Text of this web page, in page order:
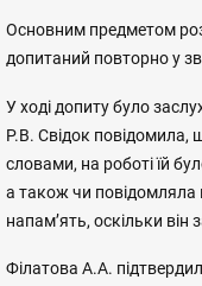
Основним предметом
допитаний повторно у
У ході допиту було
Р.В. Свідок повідомила,
словами, на роботі їй
а також чи
напам’ять, оскільки він
Філатова А.А.